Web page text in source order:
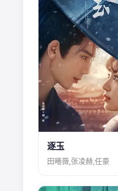
逐玉
田曦薇,张凌赫,任豪